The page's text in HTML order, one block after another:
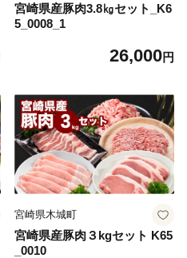
宮崎県産豚肉3.8㎏セット_K6
5_0008_1
26,000円
宮崎県木城町
宮崎県産豚肉３kgセット K65
_0010